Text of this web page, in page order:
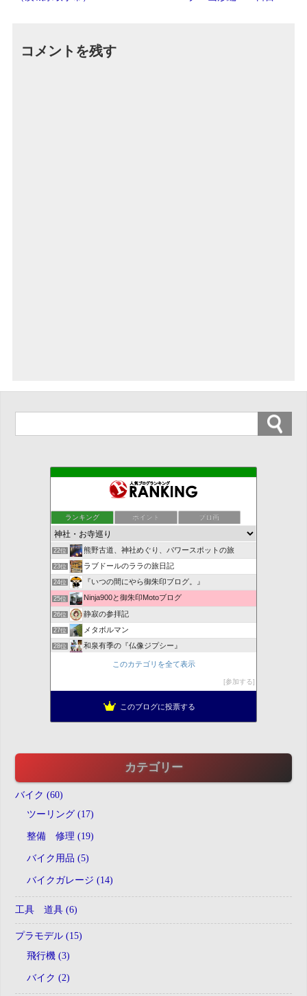
コメントを残す
ランキング ポイント ブロ画
ミャンマーの青い鳥
20位 お陰様のまったりブログ
21位 ＯＲＡＮＧＥ ＰＥＰＰＥＲ 明日は明日の風が吹く♪
22位 熊野古道、神社めぐり、パワースポットの旅
23位 ラブドールのララの旅日記
24位 『いつの間にやら御朱印ブログ。』
25位 Ninja900と御朱印Motoブログ
26位 静寂の参拝記
27位 メタボルマン
28位 和泉有季の『仏像ジプシー』
夢中図書館 七福神めぐりに夢中！
あべちゃんの日記
生活のヒント
このカテゴリを全て表示
参加する
このブログに投票する
カテゴリー
バイク (60)
ツーリング (17)
整備 修理 (19)
バイク用品 (5)
バイクガレージ (14)
工具 道具 (6)
プラモデル (15)
飛行機 (3)
バイク (2)